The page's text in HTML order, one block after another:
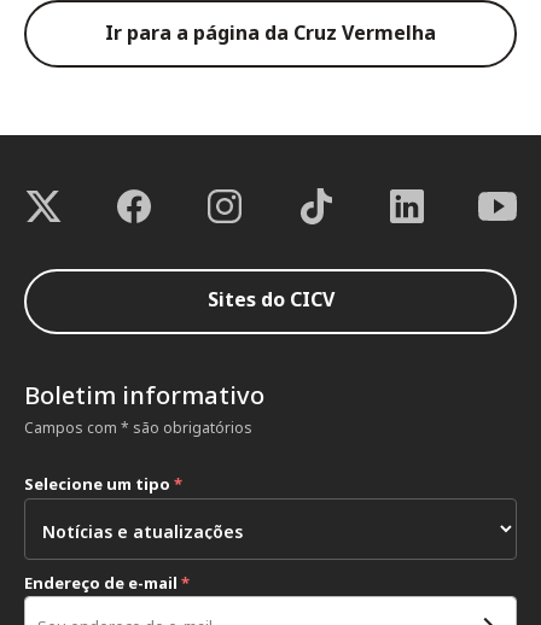
Ir para a página da Cruz Vermelha
Sites do CICV
Boletim informativo
Campos com * são obrigatórios
Selecione um tipo *
Endereço de e-mail *